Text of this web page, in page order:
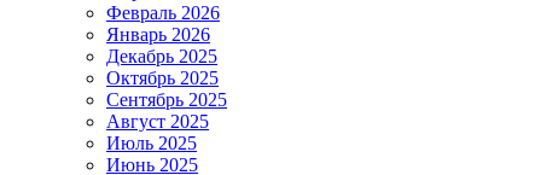
Февраль 2026
Январь 2026
Декабрь 2025
Октябрь 2025
Сентябрь 2025
Август 2025
Июль 2025
Июнь 2025